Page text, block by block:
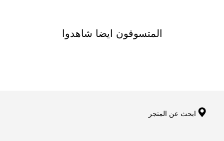
المتسوقون ايضا شاهدوا
ابحث عن المتجر